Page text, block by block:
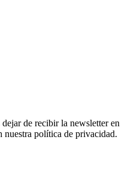
de recibir la newsletter en
nuestra política de privacidad.